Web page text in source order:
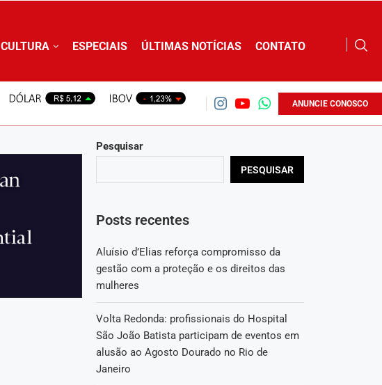
CULTURA ESPECIAIS ÚLTIMAS NOTÍCIAS CONTATO
ANUNCIE CONOSCO
Pesquisar
PESQUISAR
Posts recentes
Aluísio d’Elias reforça compromisso da
gestão com a proteção e os direitos das
mulheres
Volta Redonda: profissionais do Hospital
São João Batista participam de eventos em
alusão ao Agosto Dourado no Rio de
Janeiro